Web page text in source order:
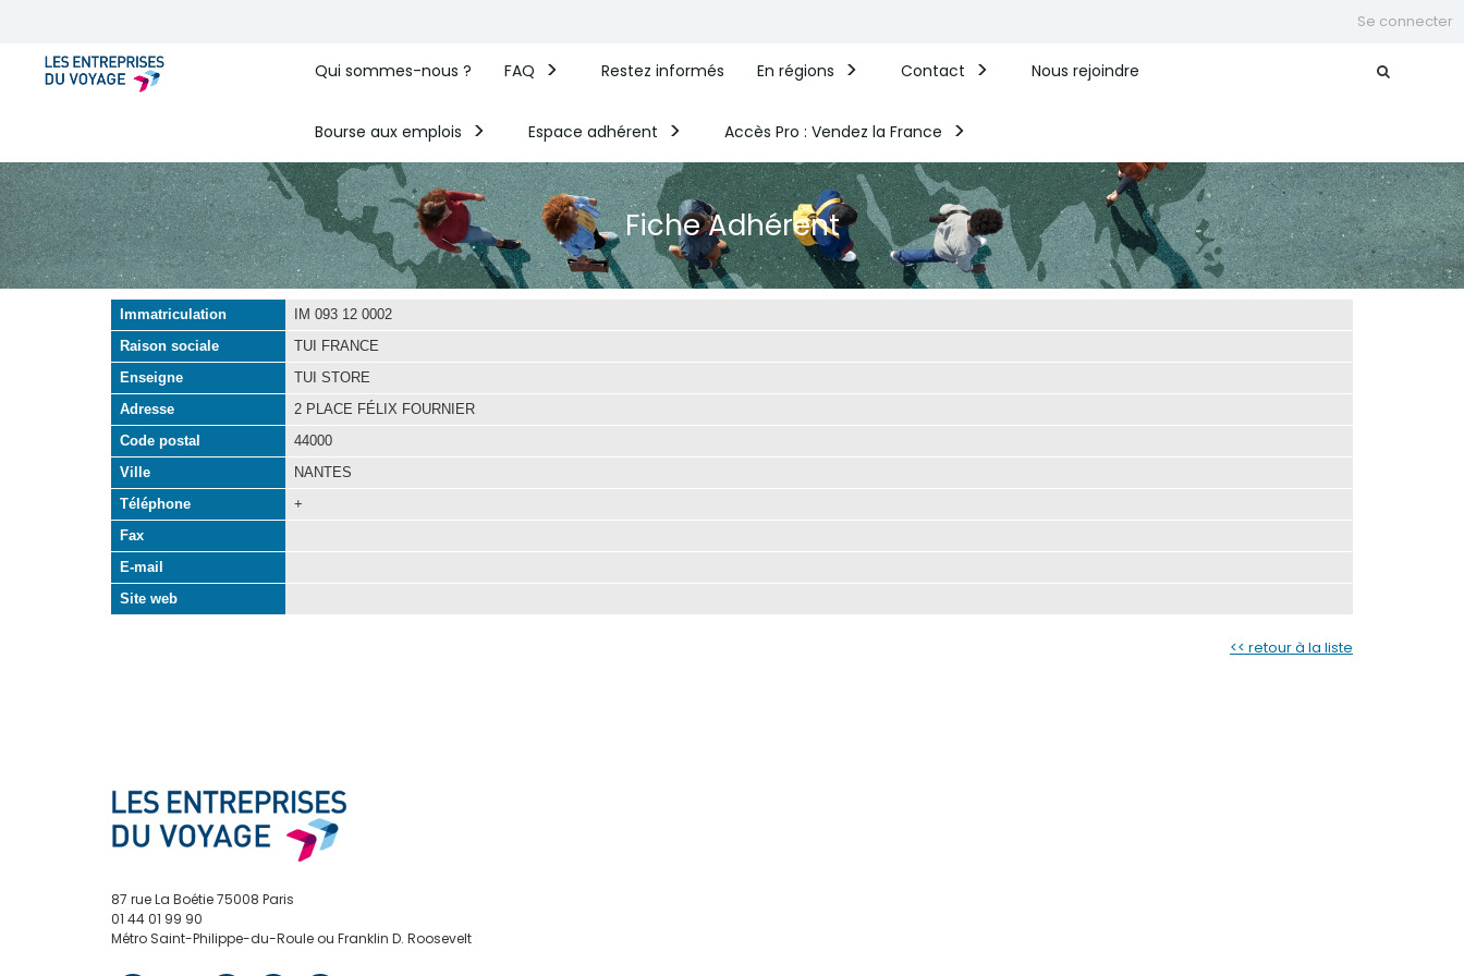
Se connecter
Qui sommes-nous ? FAQ Restez informés En régions Contact Nous rejoindre
Bourse aux emplois Espace adhérent Accès Pro : Vendez la France​
Fiche Adhérent
Immatriculation
IM 093 12 0002
Raison sociale
TUI FRANCE
Enseigne
TUI STORE
Adresse
2 PLACE FÉLIX FOURNIER
Code postal
44000
Ville
NANTES
Téléphone
+
Fax
E-mail
Site web
<< retour à la liste
87 rue La Boétie 75008 Paris
01 44 01 99 90
Métro Saint-Philippe-du-Roule ou Franklin D. Roosevelt